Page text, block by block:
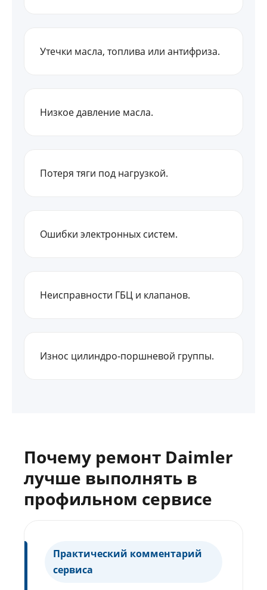
Утечки масла, топлива или антифриза.
Низкое давление масла.
Потеря тяги под нагрузкой.
Ошибки электронных систем.
Неисправности ГБЦ и клапанов.
Износ цилиндро-поршневой группы.
Почему ремонт Daimler
лучше выполнять в
профильном сервисе
Практический комментарий
сервиса